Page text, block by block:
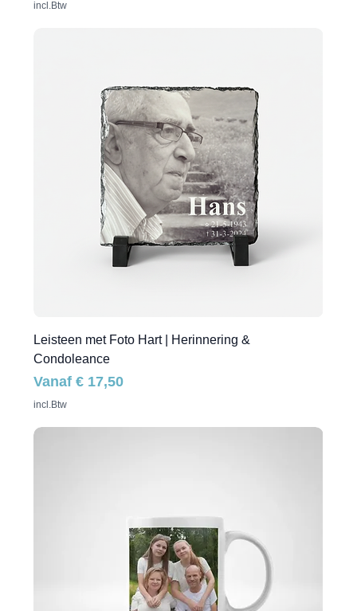
incl.Btw
Leisteen met Foto Hart | Herinnering &
Condoleance
Vanaf€ 17,50
Verkoopprijs
incl.Btw